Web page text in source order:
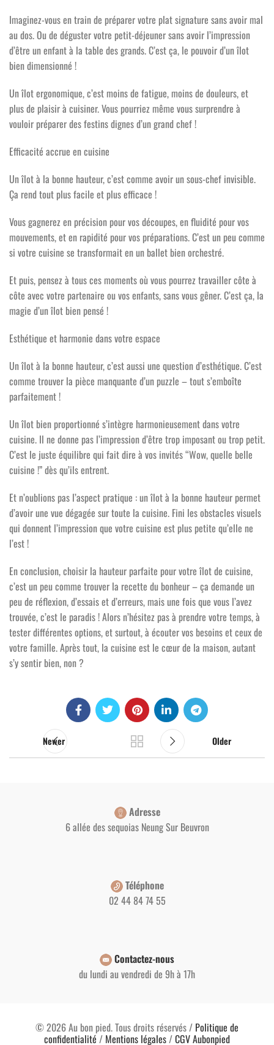
Imaginez-vous en train de préparer votre plat signature sans avoir mal
au dos. Ou de déguster votre petit-déjeuner sans avoir l’impression
d’être un enfant à la table des grands. C’est ça, le pouvoir d’un îlot
bien dimensionné !
Un îlot ergonomique, c’est moins de fatigue, moins de douleurs, et
plus de plaisir à cuisiner. Vous pourriez même vous surprendre à
vouloir préparer des festins dignes d’un grand chef !
Efficacité accrue en cuisine
Un îlot à la bonne hauteur, c’est comme avoir un sous-chef invisible.
Ça rend tout plus facile et plus efficace !
Vous gagnerez en précision pour vos découpes, en fluidité pour vos
mouvements, et en rapidité pour vos préparations. C’est un peu comme
si votre cuisine se transformait en un ballet bien orchestré.
Et puis, pensez à tous ces moments où vous pourrez travailler côte à
côte avec votre partenaire ou vos enfants, sans vous gêner. C’est ça, la
magie d’un îlot bien pensé !
Esthétique et harmonie dans votre espace
Un îlot à la bonne hauteur, c’est aussi une question d’esthétique. C’est
comme trouver la pièce manquante d’un puzzle – tout s’emboîte
parfaitement !
Un îlot bien proportionné s’intègre harmonieusement dans votre
cuisine. Il ne donne pas l’impression d’être trop imposant ou trop petit.
C’est le juste équilibre qui fait dire à vos invités “Wow, quelle belle
cuisine !” dès qu’ils entrent.
Et n’oublions pas l’aspect pratique : un îlot à la bonne hauteur permet
d’avoir une vue dégagée sur toute la cuisine. Fini les obstacles visuels
qui donnent l’impression que votre cuisine est plus petite qu’elle ne
l’est !
En conclusion, choisir la hauteur parfaite pour votre îlot de cuisine,
c’est un peu comme trouver la recette du bonheur – ça demande un
peu de réflexion, d’essais et d’erreurs, mais une fois que vous l’avez
trouvée, c’est le paradis ! Alors n’hésitez pas à prendre votre temps, à
tester différentes options, et surtout, à écouter vos besoins et ceux de
votre famille. Après tout, la cuisine est le cœur de la maison, autant
s’y sentir bien, non ?
Newer Older
Adresse
6 allée des sequoias Neung Sur Beuvron
Téléphone
02 44 84 74 55
Contactez-nous
du lundi au vendredi de 9h à 17h
© 2026 Au bon pied. Tous droits réservés / Politique de
confidentialité / Mentions légales/CGV Aubonpied